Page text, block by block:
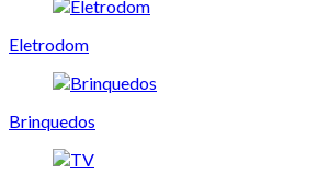
Eletrodom
Brinquedos